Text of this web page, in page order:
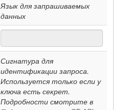
Язык для запрашиваемых
данных
Сигнатура для
идентификации запроса.
Используется только если у
ключа есть секрет.
Подробности смотрите в